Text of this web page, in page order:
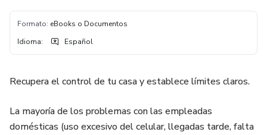
Formato: eBooks o Documentos
Idioma: Español
Recupera el control de tu casa y establece límites claros.
La mayoría de los problemas con las empleadas
domésticas (uso excesivo del celular, llegadas tarde, falta